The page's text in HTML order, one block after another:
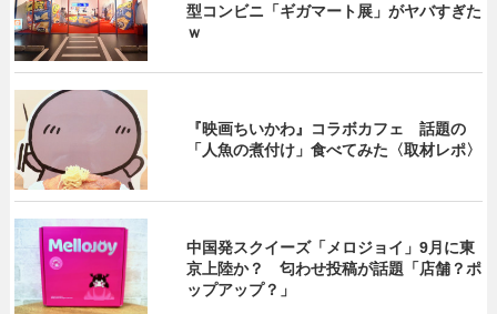
型コンビニ「ギガマート展」がヤバすぎた
ｗ
『映画ちいかわ』コラボカフェ 話題の
「人魚の煮付け」食べてみた〈取材レポ〉
中国発スクイーズ「メロジョイ」9月に東
京上陸か？ 匂わせ投稿が話題「店舗？ポ
ップアップ？」